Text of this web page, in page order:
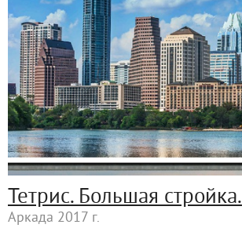
Тетрис. Большая стройка.
Аркада 2017 г.